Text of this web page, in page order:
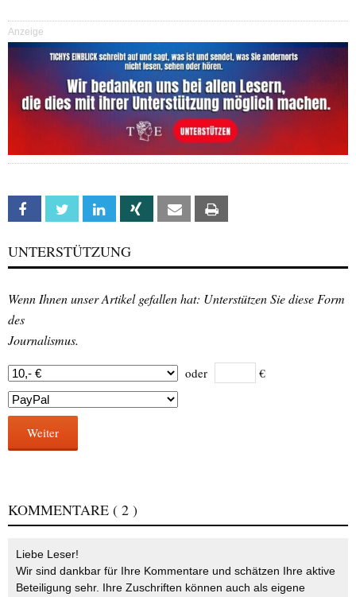
Anzeige
Facebook Twitter Linkedin Xing Email
UNTERSTÜTZUNG
Wenn Ihnen unser Artikel gefallen hat: Unterstützen Sie diese Form
des
Journalismus.
oder €
Weiter
KOMMENTARE ( 2 )
Liebe Leser!
Wir sind dankbar für Ihre Kommentare und schätzen Ihre aktive
Beteiligung sehr. Ihre Zuschriften können auch als eigene